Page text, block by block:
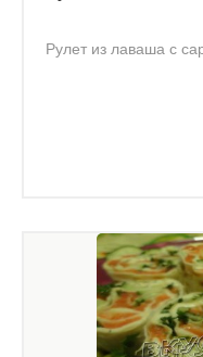
Рулет из лаваша с